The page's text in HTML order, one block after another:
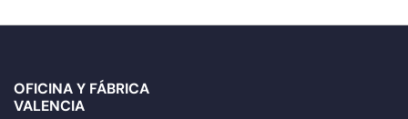
OFICINA Y FÁBRICA
VALENCIA